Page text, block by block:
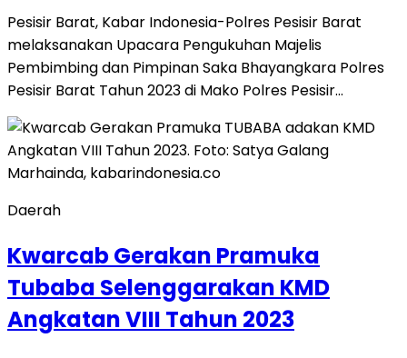
Pesisir Barat, Kabar Indonesia-Polres Pesisir Barat
melaksanakan Upacara Pengukuhan Majelis
Pembimbing dan Pimpinan Saka Bhayangkara Polres
Pesisir Barat Tahun 2023 di Mako Polres Pesisir…
Daerah
Kwarcab Gerakan Pramuka
Tubaba Selenggarakan KMD
Angkatan VIII Tahun 2023